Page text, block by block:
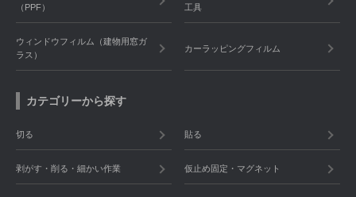
（PPF）
工具
ウィンドウフィルム（建物用窓ガ
ラス）
カーラッピングフィルム
カテゴリーから探す
切る 貼る
剥がす・削る・細かい作業 仮止め固定・マグネット